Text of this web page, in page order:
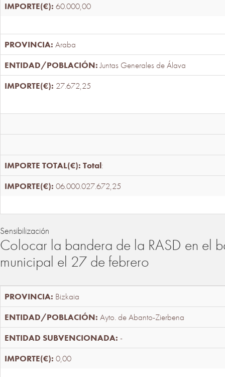
60.000,00
Araba
Juntas Generales de Álava
27.672,25
Total:
06.000.027.672,25
Sensibilización
Colocar la bandera de la RASD en el
municipal el 27 de febrero
Bizkaia
Ayto. de Abanto-Zierbena
-
0,00